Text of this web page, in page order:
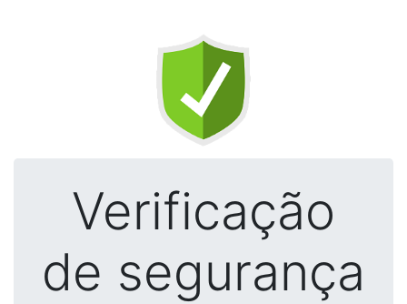
Verificação
de segurança